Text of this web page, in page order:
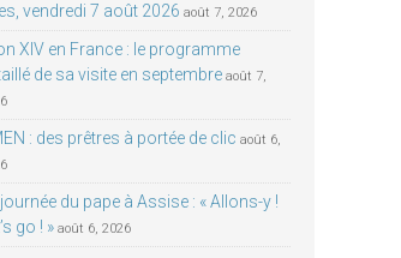
vendredi 7 août 2026 août 7, 2026
XIV en France : le programme
de sa visite en septembre août 7,
: des prêtres à portée de clic août 6,
du pape à Assise : « Allons-y !
go ! » août 6, 2026